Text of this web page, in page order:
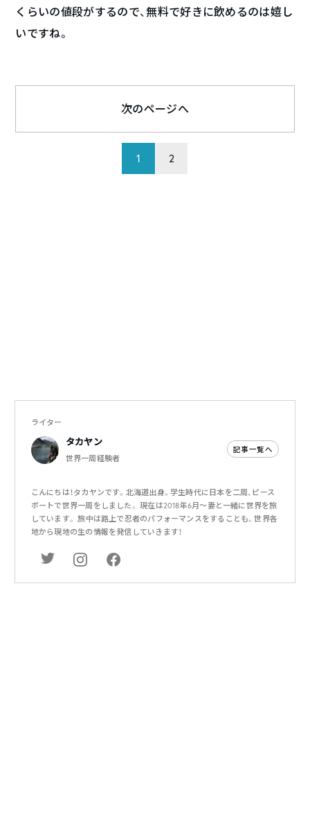
くらいの値段がするので、無料で好きに飲めるのは嬉し
いですね。
1 2
次のページへ
ライター
タカヤン
世界一周経験者
記事一覧へ
こんにちは！タカヤンです。北海道出身。学生時代に日本を二周、ピース
ボートで世界一周をしました。 現在は2018年6月～妻と一緒に世界を旅
しています。 旅中は路上で忍者のパフォーマンスをすることも。世界各
地から現地の生の情報を発信していきます！